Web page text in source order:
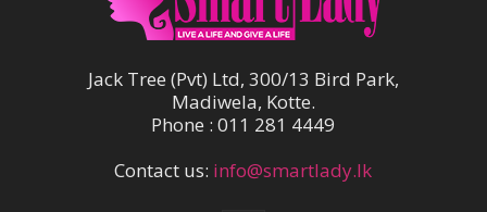
Jack Tree (Pvt) Ltd, 300/13 Bird Park,
Madiwela, Kotte.
Phone : 011 281 4449
Contact us: info@smartlady.lk